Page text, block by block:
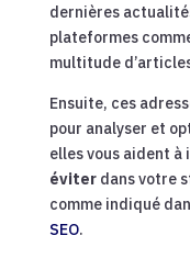
dernières
plateformes
multitude
Ensuite, ces
pour analyser et
elles vous aident
éviterdans votre
comme indiqué
SEO.